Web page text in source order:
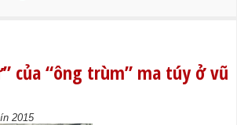
của “ông trùm” ma túy ở vũ
2015